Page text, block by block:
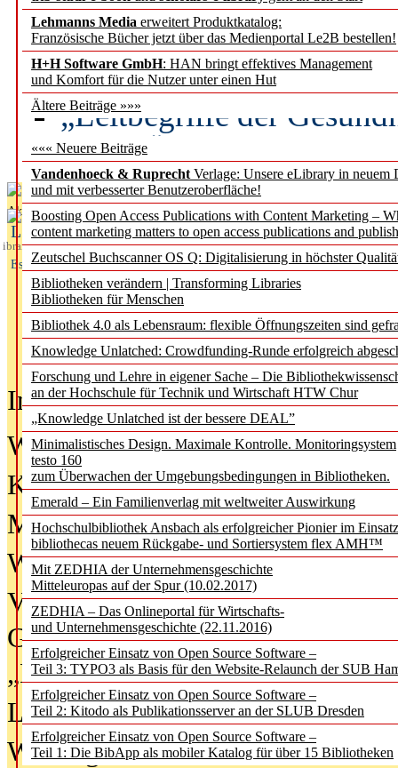
Lehmanns Media erweitert Produktkatalog:
Französische Bücher jetzt über das Medienportal Le2B bestellen!
H+H Software GmbH: HAN bringt effektives Management
und Komfort für die Nutzer unter einen Hut
Ältere Beiträge »»»
««« Neuere Beiträge
Vandenhoeck & Ruprecht Verlage: Unsere eLibrary in neuem
und mit verbesserter Benutzeroberfläche!
Boosting Open Access Publications with Content Marketing –
content marketing matters to open access publications and
Zeutschel Buchscanner OS Q: Digitalisierung in höchster
Bibliotheken verändern | Transforming Libraries
Bibliotheken für Menschen
Bibliothek 4.0 als Lebensraum: flexible Öffnungszeiten sind
Knowledge Unlatched: Crowdfunding-Runde erfolgreich
Forschung und Lehre in eigener Sache – Die
an der Hochschule für Technik und Wirtschaft HTW Chur
„Knowledge Unlatched ist der bessere DEAL”
Minimalistisches Design. Maximale Kontrolle. Monitoringsystem
testo 160
zum Überwachen der Umgebungsbedingungen in Bibliotheken.
Emerald – Ein Familienverlag mit weltweiter Auswirkung
Hochschulbibliothek Ansbach als erfolgreicher Pionier im
bibliothecas neuem Rückgabe- und Sortiersystem flex AMH™
Mit ZEDHIA der Unternehmensgeschichte
Mitteleuropas auf der Spur (10.02.2017)
ZEDHIA – Das Onlineportal für Wirtschafts-
und Unternehmensgeschichte (22.11.2016)
Erfolgreicher Einsatz von Open Source Software –
Teil 3: TYPO3 als Basis für den Website-Relaunch der SUB
Erfolgreicher Einsatz von Open Source Software –
Teil 2: Kitodo als Publikationsserver an der SLUB Dresden
Erfolgreicher Einsatz von Open Source Software –
Teil 1: Die BibApp als mobiler Katalog für über 15 Bibliotheken
Künstliche Intelligenz
besser zu verstehen
„Leitbegriffe der
des BIÖG erscheinen
Aktuelles aus
L
ibrary
Essentials
In der Ausgabe06/2026(August
Was Hochschul­bibliotheken von
Kinder in der digitalen Welt
Metadaten als Infrastruktur
Wenn Bots katalogisieren
Von Abschlusskleidern bis
Geisterjagd-Ausrüstung in der
„Library of Things“ unterwegs
Lesen als Infrastrukturaufgabe
Wie Jugendliche Social Media